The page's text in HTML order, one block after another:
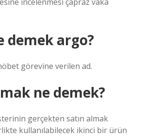
demek argo?
görevine verilen ad.
ne demek?
gerçekten satın almak
kullanılabilecek ikinci bir ürün